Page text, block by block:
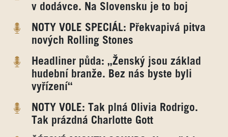
v dodávce. Na Slovensku je to boj
NOTY VOLE SPECIÁL: Překvapivá pitva
nových Rolling Stones
Headliner půda: „Ženský jsou základ
hudební branže. Bez nás byste byli
vyřízení“
NOTY VOLE: Tak plná Olivia Rodrigo.
Tak prázdná Charlotte Gott